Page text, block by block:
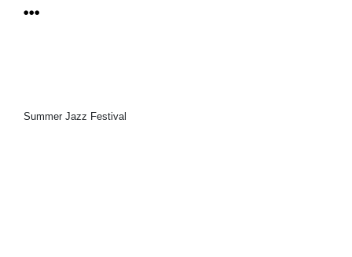
Summer Jazz Festival